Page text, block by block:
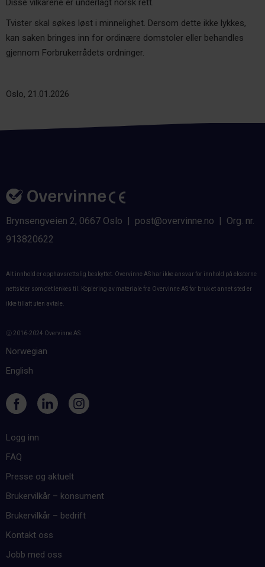
Disse vilkårene er underlagt norsk rett.
Tvister skal søkes løst i minnelighet. Dersom dette ikke lykkes,
kan saken bringes inn for ordinære domstoler eller behandles
gjennom Forbrukerrådets ordninger.
Oslo, 21.01.2026
Brynsengveien 2, 0667 Oslo | post@overvinne.no | Org. nr.
913820622
Alt innhold er opphavsrettslig beskyttet. Overvinne AS har ikke ansvar for innhold på eksterne
nettsider som det lenkes til. Kopiering av materiale fra Overvinne AS for bruk et annet sted er
ikke tillatt uten avtale.
ⓒ 2016-2024 Overvinne AS
Norwegian
English
Logg inn
FAQ
Presse og aktuelt
Brukervilkår – konsument
Brukervilkår – bedrift
Kontakt oss
Jobb med oss